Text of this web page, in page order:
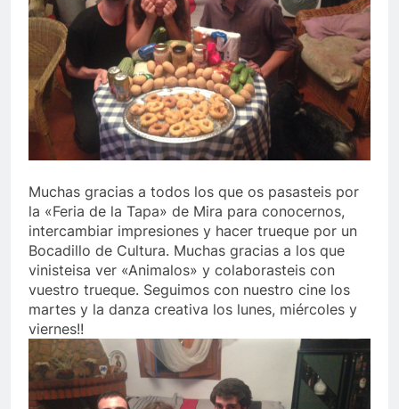
Muchas gracias a todos los que os pasasteis por
la «Feria de la Tapa» de Mira para conocernos,
intercambiar impresiones y hacer trueque por un
Bocadillo de Cultura. Muchas gracias a los que
vinisteisa ver «Animalos» y colaborasteis con
vuestro trueque. Seguimos con nuestro cine los
martes y la danza creativa los lunes, miércoles y
viernes!!